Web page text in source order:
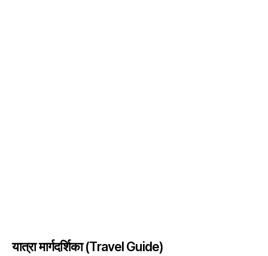
यात्रा मार्गदर्शिका (Travel Guide)